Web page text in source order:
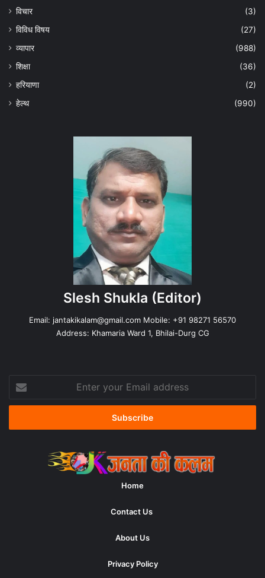
विचार
(3)
विविध विषय
(27)
व्यापार
(988)
शिक्षा
(36)
हरियाणा
(2)
हेल्‍थ
(990)
Slesh Shukla (Editor)
Email: jantakikalam@gmail.com Mobile: +91 98271 56570
Address: Khamaria Ward 1, Bhilai-Durg CG
your
Email
Home
Contact Us
About Us
Privacy Policy